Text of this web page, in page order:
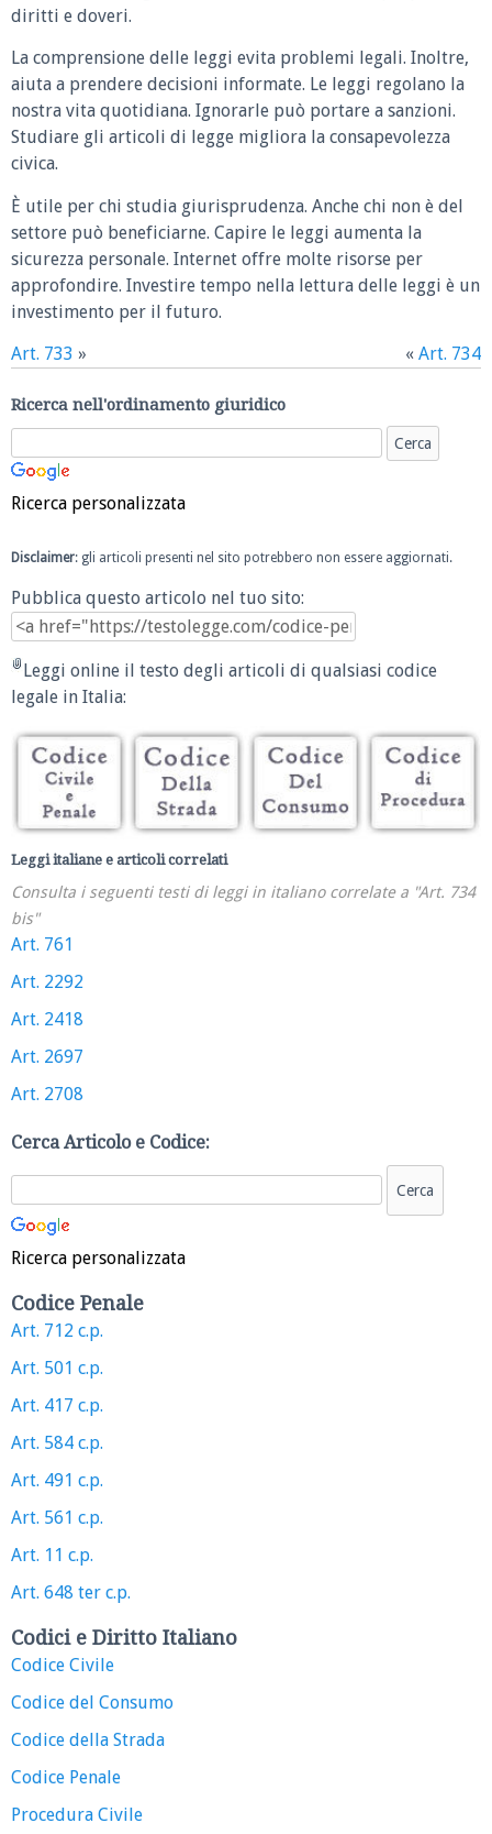
diritti e doveri.
La comprensione delle leggi evita problemi legali. Inoltre,
aiuta a prendere decisioni informate. Le leggi regolano la
nostra vita quotidiana. Ignorarle può portare a sanzioni.
Studiare gli articoli di legge migliora la consapevolezza
civica.
È utile per chi studia giurisprudenza. Anche chi non è del
settore può beneficiarne. Capire le leggi aumenta la
sicurezza personale. Internet offre molte risorse per
approfondire. Investire tempo nella lettura delle leggi è un
investimento per il futuro.
Art. 733 » « Art. 734
Ricerca nell'ordinamento giuridico
Ricerca personalizzata
Disclaimer: gli articoli presenti nel sito potrebbero non essere aggiornati.
Pubblica questo articolo nel tuo sito:
Leggi online il testo degli articoli di qualsiasi codice
legale in Italia:
Leggi italiane e articoli correlati
Consulta i seguenti testi di leggi in italiano correlate a "Art. 734
bis"
Art. 761
Art. 2292
Art. 2418
Art. 2697
Art. 2708
Cerca Articolo e Codice:
Ricerca personalizzata
Codice Penale
Art. 712 c.p.
Art. 501 c.p.
Art. 417 c.p.
Art. 584 c.p.
Art. 491 c.p.
Art. 561 c.p.
Art. 11 c.p.
Art. 648 ter c.p.
Codici e Diritto Italiano
Codice Civile
Codice del Consumo
Codice della Strada
Codice Penale
Procedura Civile